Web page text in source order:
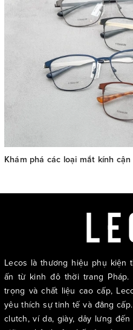
Khám phá các loại mắt kính
Lecos là thương hiệu phụ kiện
ấn từ kinh đô thời trang
trọng và chất liệu cao cấp,
yêu thích sự tinh tế và đẳng
clutch, ví da, giày, dây lưng